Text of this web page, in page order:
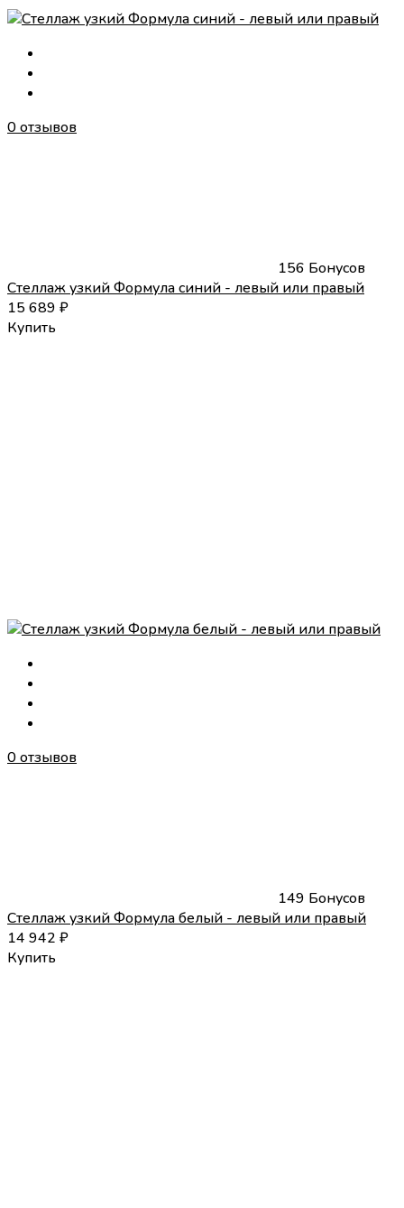
0 отзывов
156 Бонусов
Стеллаж узкий Формула синий - левый или правый
15 689 ₽
Купить
0 отзывов
149 Бонусов
Стеллаж узкий Формула белый - левый или правый
14 942 ₽
Купить